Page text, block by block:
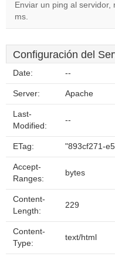
Enviar un ping al
ms.
Configuración del
Date: --
Server: Apache
Last-
Modified:
--
ETag: "893cf271-
Accept-
Ranges:
bytes
Content-
Length:
229
Content-
Type:
text/html